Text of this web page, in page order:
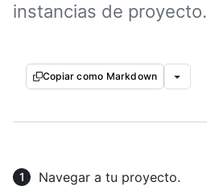
instancias de proyecto.
Copiar como Markdown
Navegar a tu proyecto.